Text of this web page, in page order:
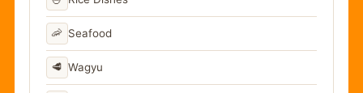
🦐 Seafood
🥩 Wagyu